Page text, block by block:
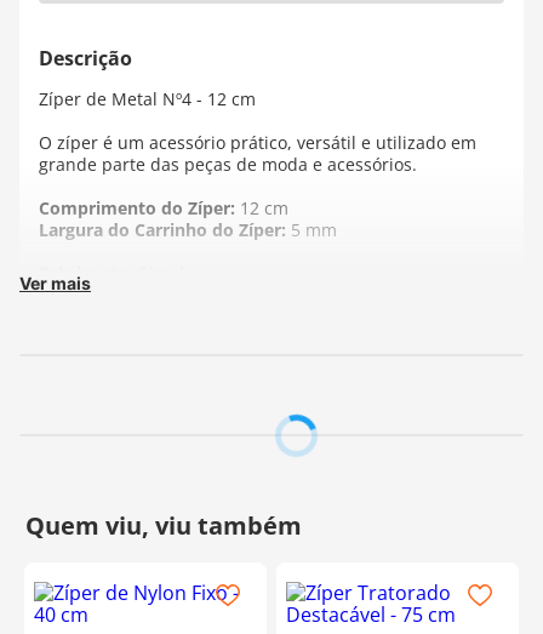
Zíper de Metal Nº4 - 12 cm
O zíper é um acessório prático, versátil e utilizado em
grande parte das peças de moda e acessórios.
Comprimento do Zíper: 12 cm
Largura do Carrinho do Zíper: 5 mm
Fabricante:
Ver mais